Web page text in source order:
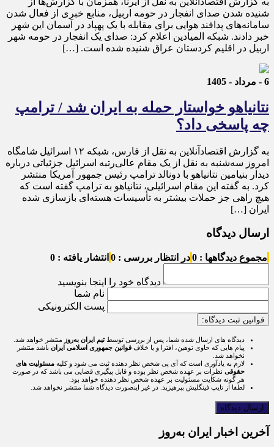
شنیده شدن صدای انفجار در حومه اربیل، منابع خبری از فعال شدن
سامانه‌های پدافند هوایی برای مقابله با یک پهپاد در آسمان این شهر
خبر دادند. شبکه المیادین اعلام کرد: صدای یک انفجار در حومه شهر
اربیل در اقلیم کردستان عراق شنیده شده است. […]
6 - مرداد - 1405
نتانیاهو خواستار حمله به ایران شد / ترامپ
چه پاسخی داد؟
به گزارش اقتصادآنلاین به نقل از فارس، شبکه ۱۲ اسرائیل شامگاه
امروز سه‌شنبه به نقل از یک مقام عالی‌رتبه اسرائیل جزئیاتی درباره
دیدار بنیامین نتانیاهو با دونالد ترامپ رئیس جمهور آمریکا منتشر
کرد. به گفته این مقام اسرائیلی، نتانیاهو به ترامپ گفته است که
هیچ راهی جز حملات بیشتر به تأسیسات هسته‌ای بازسازی شده
ایران […]
ارسال دیدگاه
مجموع دیدگاهها : 0 در انتظار بررسی : 0 انتشار یافته : 0
دیدگاه خود را اینجا بنویسید
نام شما
پست الکترونیکی
قوانین ثبت دیدگاه:
دیدگاه های ارسال شده شما، پس از بررسی توسطتیم ایران به‌روز منتشر خواهد شد.
پیام هایی که حاوی توهین، افترا و یا خلاف قوانین جمهوری اسلامی ایران باشد منتشر
نخواهد شد.
لازم به یادآوری است که آی پی شخص نظر دهنده ثبت می شود و کلیه مسئولیت های
حقوقی نظرات بر عهده شخص نظر بوده و قابل پیگیری قضایی می باشد که در صورت
هر گونه شکایت مسئولیت بر عهده شخص نظر دهنده خواهد بود.
لطفا از تایپ فینگلیش بپرهیزید. در غیر اینصورت دیدگاه شما منتشر نخواهد شد.
آخرین اخبار ایران به‌روز